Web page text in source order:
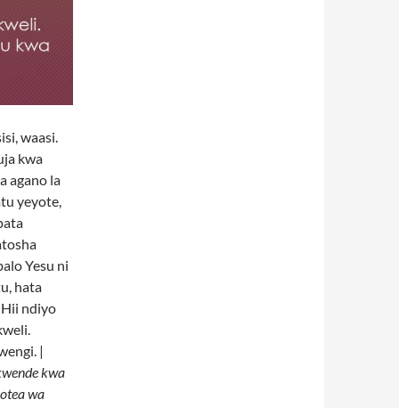
waasi.
kwa
agano la
yeyote,
Yesu ni
hata
ndiyo
|
kwa
wa